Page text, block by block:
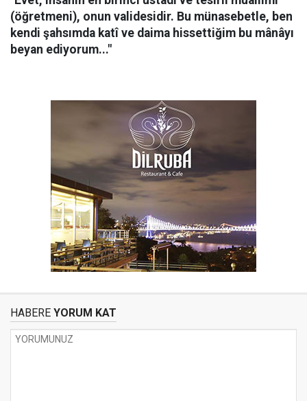
(öğretmeni), onun validesidir. Bu münasebetle, ben
kendi şahsımda katî ve daima hissettiğim bu mânâyı
beyan ediyorum..."
HABERE YORUM KAT